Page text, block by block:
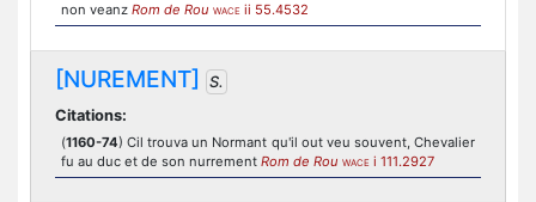
non veanz Rom de Rou WACE ii 55.4532
[NUREMENT]
S.
Citations:
(1160-74) Cil trouva un Normant qu'il out veu souvent, Chevalier
fu au duc et de son nurrement Rom de Rou WACE i 111.2927